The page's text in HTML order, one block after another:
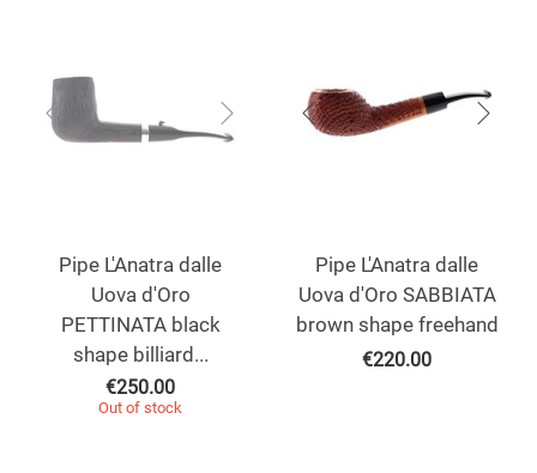
Pipe L'Anatra dalle
Uova d'Oro
PETTINATA black
shape billiard...
€250.00
Out of stock
Pipe L'Anatra dalle
Uova d'Oro SABBIATA
brown shape freehand
€220.00